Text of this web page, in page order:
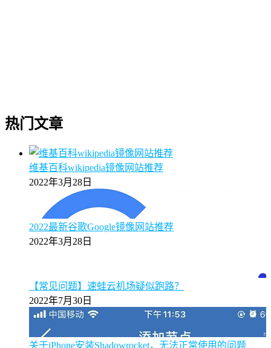
热门文章
维基百科wikipedia镜像网站推荐
2022年3月28日
2022最新谷歌Google镜像网站推荐
2022年3月28日
【常见问题】速蛙云机场疑似跑路？
2022年7月30日
关于iPhone安装Shadowrocket，无法正常使用的问题